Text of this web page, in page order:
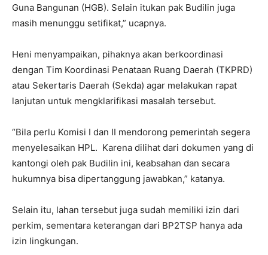
Guna Bangunan (HGB). Selain itukan pak Budilin juga
masih menunggu setifikat,” ucapnya.
Heni menyampaikan, pihaknya akan berkoordinasi
dengan Tim Koordinasi Penataan Ruang Daerah (TKPRD)
atau Sekertaris Daerah (Sekda) agar melakukan rapat
lanjutan untuk mengklarifikasi masalah tersebut.
“Bila perlu Komisi I dan II mendorong pemerintah segera
menyelesaikan HPL. Karena dilihat dari dokumen yang di
kantongi oleh pak Budilin ini, keabsahan dan secara
hukumnya bisa dipertanggung jawabkan,” katanya.
Selain itu, lahan tersebut juga sudah memiliki izin dari
perkim, sementara keterangan dari BP2TSP hanya ada
izin lingkungan.